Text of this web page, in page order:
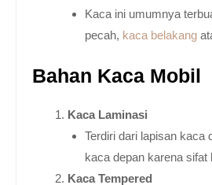
Kaca ini umumnya
pecah, kaca belakang
Bahan Kaca Mobil
Kaca Laminasi
Terdiri dari lapisan kaca
kaca depan karena sifat
Kaca Tempered